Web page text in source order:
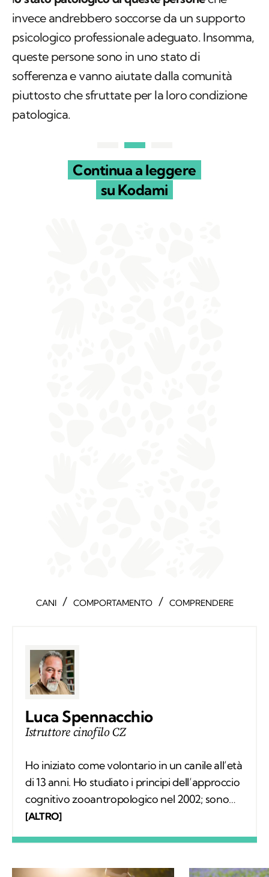
queste persone sono in uno stato di
sofferenza e vanno aiutate dalla comunità
piuttosto che sfruttate per la loro condizione
patologica.
su Kodami
Luca Spennacchio
Istruttore cinofilo CZ
Ho iniziato come volontario in un canile all’età
di 13 anni. Ho studiato i principi dell’approccio
docente presso diverse scuole di formazione
e master universitari. Sono autore di diversi
saggi.
[ALTRO]